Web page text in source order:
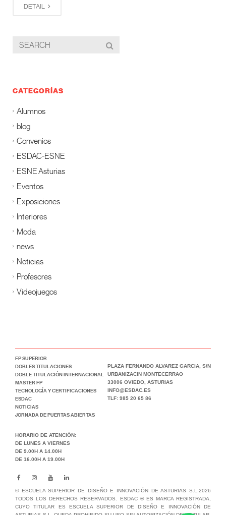
DETAIL
CATEGORÍAS
Alumnos
blog
Convenios
ESDAC-ESNE
ESNE Asturias
Eventos
Exposiciones
Interiores
Moda
news
Noticias
Profesores
Videojuegos
FP SUPERIOR
DOBLES TITULACIONES
DOBLE TITULACIÓN INTERNACIONAL
MASTER FP
TECNOLOGÍA Y CERTIFICACIONES
ESDAC
NOTICIAS
JORNADA DE PUERTAS ABIERTAS
PLAZA FERNANDO ALVAREZ GARCIA, S/N
URBANIZACIN MONTECERRAO
33006 OVIEDO, ASTURIAS
INFO@ESDAC.ES
TLF: 985 20 65 86
HORARIO DE ATENCIÓN:
DE LUNES A VIERNES
DE 9.00H A 14.00H
DE 16.00H A 19.00H
© ESCUELA SUPERIOR DE DISEÑO E INNOVACIÓN DE ASTURIAS S.L.2026
TODOS LOS DERECHOS RESERVADOS. ESDAC ® ES MARCA REGISTRADA,
CUYO TITULAR ES ESCUELA SUPERIOR DE DISEÑO E INNOVACIÓN DE